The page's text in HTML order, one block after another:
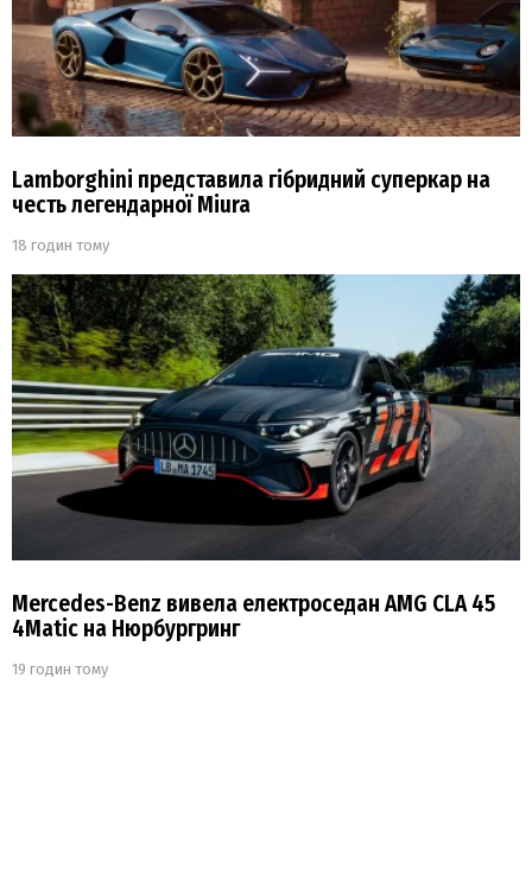
Lamborghini представила гібридний суперкар на
честь легендарної Miura
18 годин тому
Mercedes-Benz вивела електроседан AMG CLA 45
4Matic на Нюрбургринг
19 годин тому